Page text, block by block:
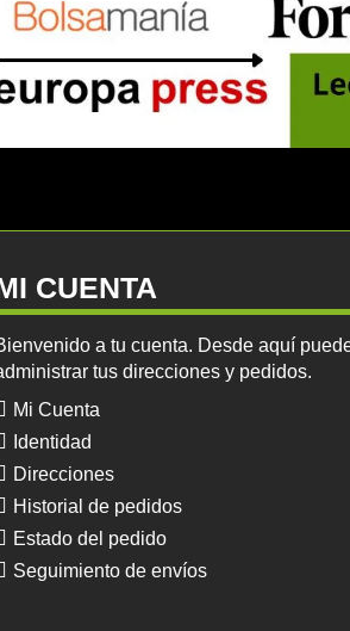
CUENTA
a tu cuenta. Desde aquí
tus direcciones y pedidos.
Mi Cuenta
Identidad
Direcciones
Historial de pedidos
Estado del pedido
Seguimiento de envíos